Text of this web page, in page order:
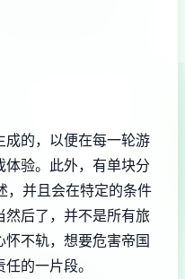
成的，以便在每一轮游
验。此外，有单块分
，并且会在特定的条件
然后了，并不是所有旅
不轨，想要危害帝国
的一片段。